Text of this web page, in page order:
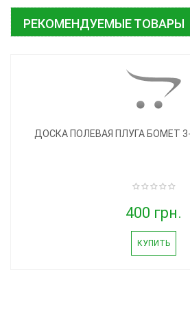
РЕКОМЕНДУЕМЫЕ ТОВАРЫ
ДОСКА ПОЛЕВАЯ ПЛУГА БОМЕТ
400 грн.
КУПИТЬ